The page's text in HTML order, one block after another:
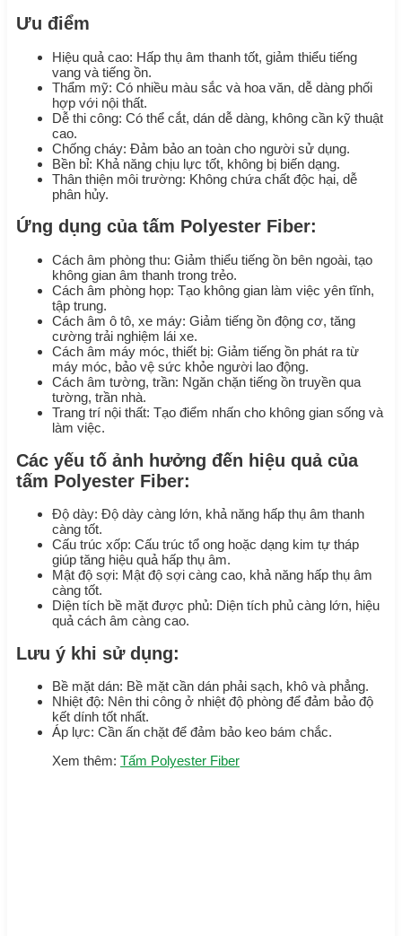
Ưu điểm
Hiệu quả cao: Hấp thụ âm thanh tốt, giảm thiểu tiếng
vang và tiếng ồn.
Thẩm mỹ: Có nhiều màu sắc và hoa văn, dễ dàng phối
hợp với nội thất.
Dễ thi công: Có thể cắt, dán dễ dàng, không cần kỹ thuật
cao.
Chống cháy: Đảm bảo an toàn cho người sử dụng.
Bền bỉ: Khả năng chịu lực tốt, không bị biến dạng.
Thân thiện môi trường: Không chứa chất độc hại, dễ
phân hủy.
Ứng dụng của tấm Polyester Fiber:
Cách âm phòng thu: Giảm thiểu tiếng ồn bên ngoài, tạo
không gian âm thanh trong trẻo.
Cách âm phòng họp: Tạo không gian làm việc yên tĩnh,
tập trung.
Cách âm ô tô, xe máy: Giảm tiếng ồn động cơ, tăng
cường trải nghiệm lái xe.
Cách âm máy móc, thiết bị: Giảm tiếng ồn phát ra từ
máy móc, bảo vệ sức khỏe người lao động.
Cách âm tường, trần: Ngăn chặn tiếng ồn truyền qua
tường, trần nhà.
Trang trí nội thất: Tạo điểm nhấn cho không gian sống và
làm việc.
Các yếu tố ảnh hưởng đến hiệu quả của
tấm Polyester Fiber:
Độ dày: Độ dày càng lớn, khả năng hấp thụ âm thanh
càng tốt.
Cấu trúc xốp: Cấu trúc tổ ong hoặc dạng kim tự tháp
giúp tăng hiệu quả hấp thụ âm.
Mật độ sợi: Mật độ sợi càng cao, khả năng hấp thụ âm
càng tốt.
Diện tích bề mặt được phủ: Diện tích phủ càng lớn, hiệu
quả cách âm càng cao.
Lưu ý khi sử dụng:
Bề mặt dán: Bề mặt cần dán phải sạch, khô và phẳng.
Nhiệt độ: Nên thi công ở nhiệt độ phòng để đảm bảo độ
kết dính tốt nhất.
Áp lực: Cần ấn chặt để đảm bảo keo bám chắc.
Xem thêm: Tấm Polyester Fiber